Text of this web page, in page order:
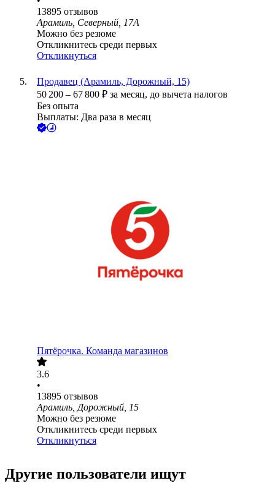
13895 отзывов
Арамиль, Северный, 17А
Можно без резюме
Откликнитесь среди первых
Откликнуться
Продавец (Арамиль, Дорожный, 15)
50 200 – 67 800 ₽ за месяц, до вычета налогов
Без опыта
Выплаты: Два раза в месяц
Пятёрочка. Команда магазинов
3.6
•
13895 отзывов
Арамиль, Дорожный, 15
Можно без резюме
Откликнитесь среди первых
Откликнуться
Другие пользователи ищут